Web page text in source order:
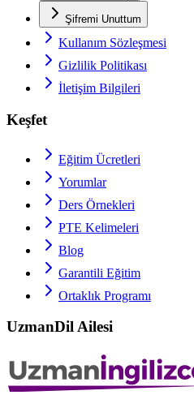
Şifremi Unuttum
Kullanım Sözleşmesi
Gizlilik Politikası
İletişim Bilgileri
Keşfet
Eğitim Ücretleri
Yorumlar
Ders Örnekleri
PTE Kelimeleri
Blog
Garantili Eğitim
Ortaklık Programı
UzmanDil Ailesi